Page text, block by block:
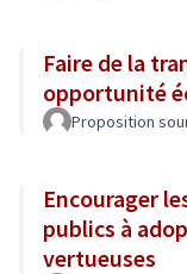
Faire de la
opportunité
Proposition
Encourager
publics à
vertueuses